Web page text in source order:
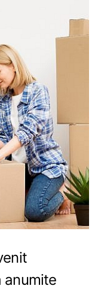
anumite